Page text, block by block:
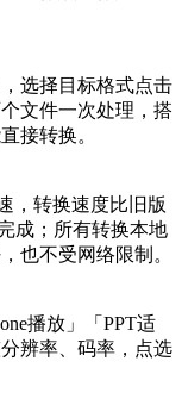
选择目标格式点击
文件一次处理，搭
接转换。
，转换速度比旧版
成；所有转换本地
也不受网络限制。
播放」「PPT适
辨率、码率，点选